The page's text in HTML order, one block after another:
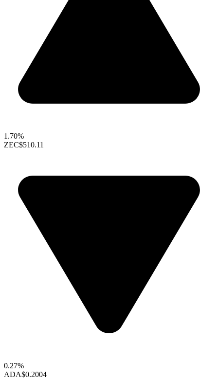
1.70%
ZEC$510.11
0.27%
ADA$0.2004